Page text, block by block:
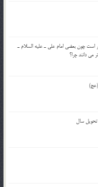
از 14 معصوم بالاتر است چون بعضي امام علي ـ عليه السلام ـ
مي دانند چرا؟
سال